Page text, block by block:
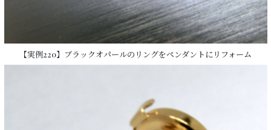
【実例220】ブラックオパールのリングをペンダントにリフォーム